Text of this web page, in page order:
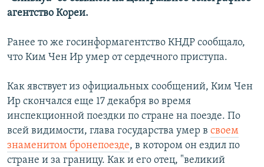
агентство Кореи.
Ранее то же госинформагентство КНДР сообщало,
что Ким Чен Ир умер от сердечного приступа.
Как явствует из официальных сообщений, Ким Чен
Ир скончался еще 17 декабря во время
инспекционной поездки по стране на поезде. По
всей видимости, глава государства умер в своем
знаменитом бронепоезде, в котором он ездил по
стране и за границу. Как и его отец, "великий